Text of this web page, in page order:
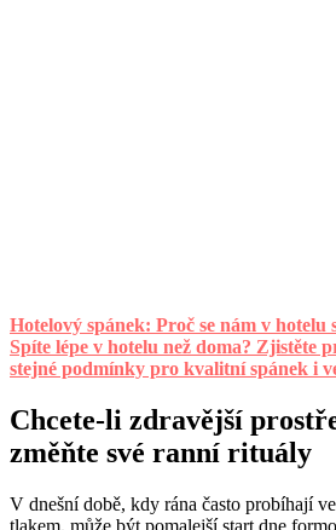
Hotelový spánek: Proč se nám v hotelu
Spíte lépe v hotelu než doma? Zjistěte
stejné podmínky pro kvalitní spánek i
Chcete-li zdravější
změňte své ranní rituály
V dnešní době, kdy rána často probíhají
tlakem, může být pomalejší start dne